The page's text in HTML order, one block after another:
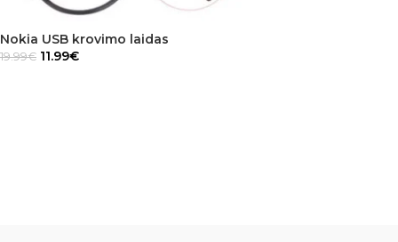
Nokia USB krovimo laidas
19.99€ 11.99€